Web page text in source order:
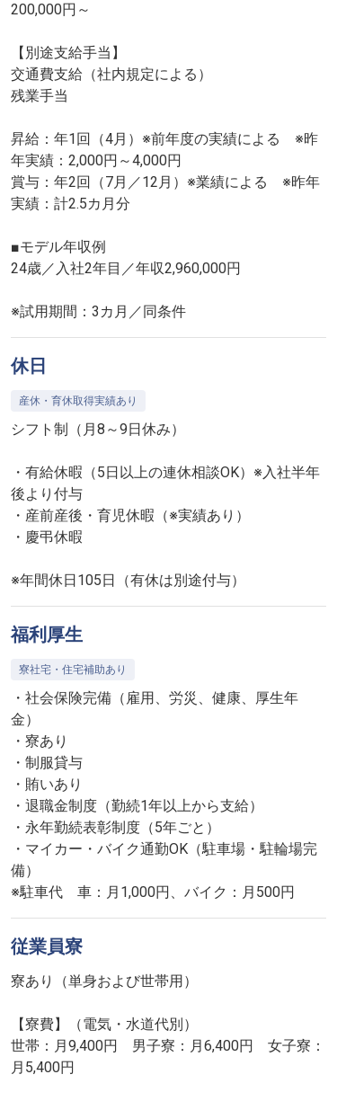
200,000円～
【別途支給手当】
交通費支給（社内規定による）
残業手当
昇給：年1回（4月）※前年度の実績による ※昨
年実績：2,000円～4,000円
賞与：年2回（7月／12月）※業績による ※昨年
実績：計2.5カ月分
■モデル年収例
24歳／入社2年目／年収2,960,000円
※試用期間：3カ月／同条件
休日
産休・育休取得実績あり
シフト制（月8～9日休み）
・有給休暇（5日以上の連休相談OK）※入社半年
後より付与
・産前産後・育児休暇（※実績あり）
・慶弔休暇
※年間休日105日（有休は別途付与）
福利厚生
寮社宅・住宅補助あり
・社会保険完備（雇用、労災、健康、厚生年
金）
・寮あり
・制服貸与
・賄いあり
・退職金制度（勤続1年以上から支給）
・永年勤続表彰制度（5年ごと）
・マイカー・バイク通勤OK（駐車場・駐輪場完
備）
※駐車代 車：月1,000円、バイク：月500円
従業員寮
寮あり（単身および世帯用）
【寮費】（電気・水道代別）
世帯：月9,400円 男子寮：月6,400円 女子寮：
月5,400円